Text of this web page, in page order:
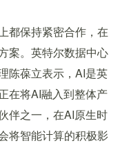
都保持紧密合作，在
案。英特尔数据中心
陈葆立表示，AI是英
在将AI融入到整体产
伴之一，在AI原生时
将智能计算的积极影